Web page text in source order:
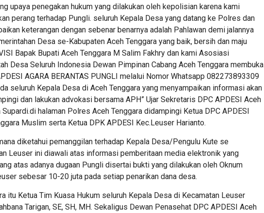
upaya penegakan hukum yang dilakukan oleh kepolisian karena kami
perang terhadap Pungli. seluruh Kepala Desa yang datang ke Polres dan
keterangan dengan sebenar benarnya adalah Pahlawan demi jalannya
Desa se-Kabupaten Aceh Tenggara yang baik, bersih dan maju
Bapak Bupati Aceh Tenggara M Salim Fakhry dan kami Asosiasi
Desa Seluruh Indonesia Dewan Pimpinan Cabang Aceh Tenggara membuka
AGARA BERANTAS PUNGLI melalui Nomor Whatsapp 082273893309
seluruh Kepala Desa di Aceh Tenggara yang menyampaikan informasi akan
dan lakukan advokasi bersama APH” Ujar Sekretaris DPC APDESI Aceh
Supardi.di halaman Polres Aceh Tenggara didampingi Ketua DPC APDESI
Muslim serta Ketua DPK APDESI Kec.Leuser Harianto.
diketahui pemanggilan terhadap Kepala Desa/Pengulu Kute se
Leuser ini diawali atas informasi pemberitaan media elektronik yang
atas adanya dugaan Pungli disertai bukti yang dilakukan oleh Oknum
sebesar 10-20 juta pada setiap penarikan dana desa.
itu Ketua Tim Kuasa Hukum seluruh Kepala Desa di Kecamatan Leuser
Tarigan, SE, SH, MH. Sekaligus Dewan Penasehat DPC APDESI Aceh